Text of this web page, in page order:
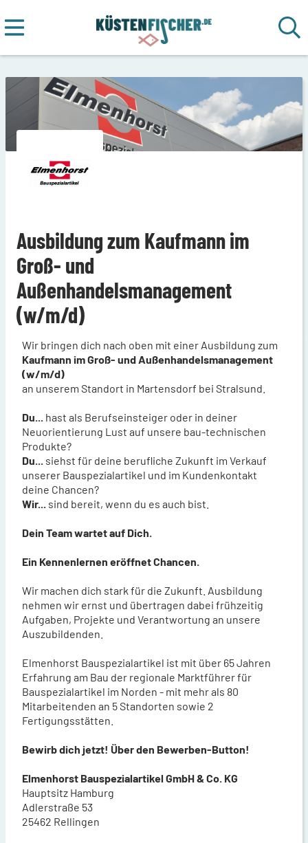
Ausbildung zum Kaufmann im
Groß- und
Außenhandelsmanagement
(w/m/d)
Wir bringen dich nach oben mit einer Ausbildung zum
Kaufmann im Groß- und Außenhandelsmanagement
(w/m/d)
an unserem Standort in Martensdorf bei Stralsund.
Du... hast als Berufseinsteiger oder in deiner
Neuorientierung Lust auf unsere bau-technischen
Produkte?
Du... siehst für deine berufliche Zukunft im Verkauf
unserer Bauspezialartikel und im Kundenkontakt
deine Chancen?
Wir... sind bereit, wenn du es auch bist.
Dein Team wartet auf Dich.
Ein Kennenlernen eröffnet Chancen.
Wir machen dich stark für die Zukunft. Ausbildung
nehmen wir ernst und übertragen dabei frühzeitig
Aufgaben, Projekte und Verantwortung an unsere
Auszubildenden.
Elmenhorst Bauspezialartikel ist mit über 65 Jahren
Erfahrung am Bau der regionale Marktführer für
Bauspezialartikel im Norden - mit mehr als 80
Mitarbeitenden an 5 Standorten sowie 2
Fertigungsstätten.
Bewirb dich jetzt! Über den Bewerben-Button!
Elmenhorst Bauspezialartikel GmbH & Co. KG
Hauptsitz Hamburg
Adlerstraße 53
25462 Rellingen